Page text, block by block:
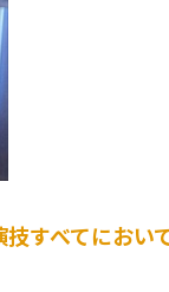
すべてにおい